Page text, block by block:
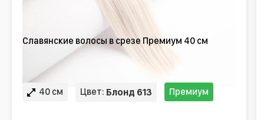
Славянские волосы в срезе Премиум 40 см
40 см Цвет: Блонд 613 Премиум